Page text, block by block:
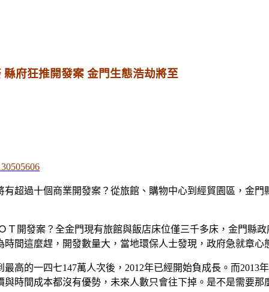
縣府狂推開發案 金門生態浩劫將至
過十個商業開發案？從旅館、購物中心到經貿園區，金
Ｔ開發案？全金門現有旅館與飯店床位僅三千多床，金門縣
間這麼趕，開發數量大，當地環保人士發現，政府急就章
最高的一四七147萬人次後， 2012年已經開始負成長。而2013
時間成本都沒有優勢，未來人數只會往下掉。是不是需要